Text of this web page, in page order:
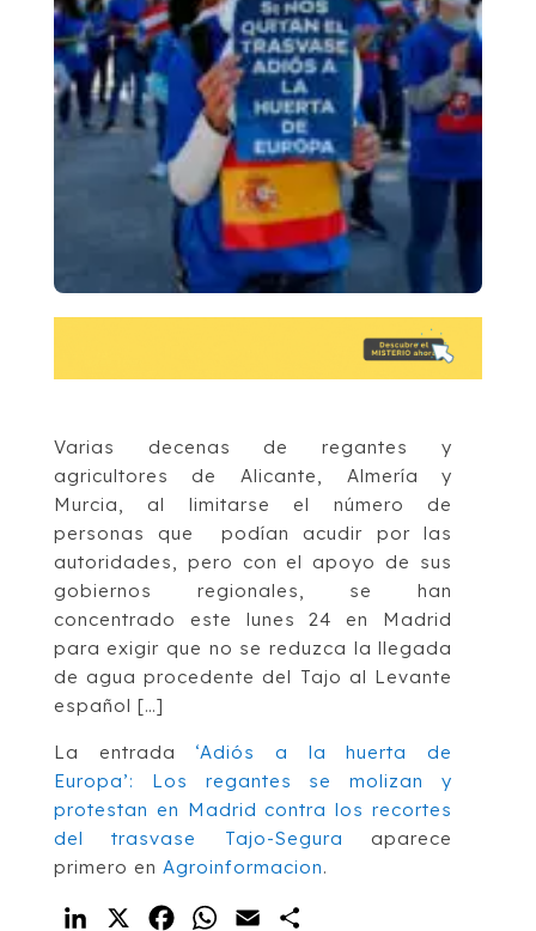
Varias decenas de regantes y
agricultores de Alicante, Almería y
Murcia, al limitarse el número de
personas que podían acudir por las
autoridades, pero con el apoyo de sus
gobiernos regionales, se han
concentrado este lunes 24 en Madrid
para exigir que no se reduzca la llegada
de agua procedente del Tajo al Levante
español […]
La entrada ‘Adiós a la huerta de
Europa’: Los regantes se molizan y
protestan en Madrid contra los recortes
del trasvase Tajo-Segura aparece
primero en Agroinformacion.
LinkedIn FacebookWhatsApp
Email